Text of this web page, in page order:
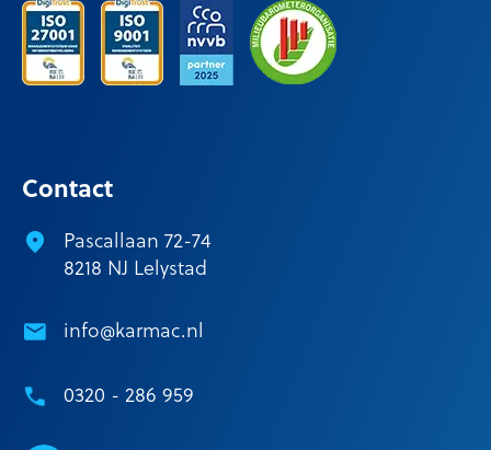
Contact
Pascallaan 72-74
8218 NJ Lelystad
info@karmac.nl
0320 - 286 959